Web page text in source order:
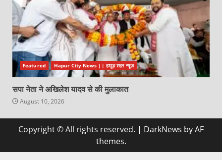
Featured Hapur City News || हापुड़ शहर न्यूज़
सपा नेता ने अखिलेश यादव से की मुलाकात
August 10, 2026
Copyright © All rights reserved. | DarkNews by AF
themes.